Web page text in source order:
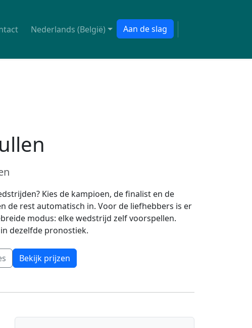
Nederlands (België) Aan de slag
Kies de kampioen, de finalist en de
de rest automatisch in. Voor de liefhebbers is er
modus: elke wedstrijd zelf voorspellen.
dezelfde pronostiek.
Bekijk prijzen